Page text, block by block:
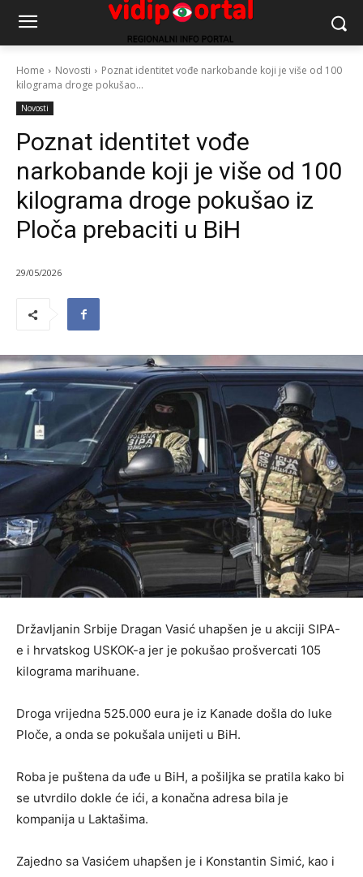
Home Novosti
Poznat identitet vođe narkobande koji je više od 100
kilograma droge pokušao...
Novosti
Poznat identitet vođe
narkobande koji je više od 100
kilograma droge pokušao iz
Ploča prebaciti u BiH
29/05/2026
Državljanin Srbije Dragan Vasić uhapšen je u akciji SIPA-
e i hrvatskog USKOK-a jer je pokušao prošvercati 105
kilograma marihuane.
Droga vrijedna 525.000 eura je iz Kanade došla do luke
Ploče, a onda se pokušala unijeti u BiH.
Roba je puštena da uđe u BiH, a pošiljka se pratila kako bi
se utvrdilo dokle će ići, a konačna adresa bila je
kompanija u Laktašima.
Zajedno sa Vasićem uhapšen je i Konstantin Simić, kao i